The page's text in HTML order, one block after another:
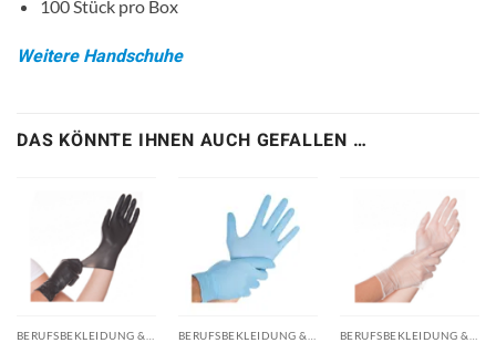
100 Stück pro Box
Weitere Handschuhe
DAS KÖNNTE IHNEN AUCH GEFALLEN …